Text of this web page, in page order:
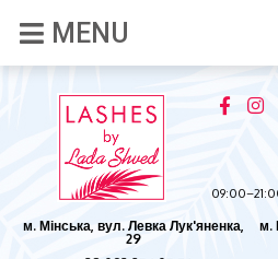
м. Мінська, вул. Левка Лук'яненка,
29
м.